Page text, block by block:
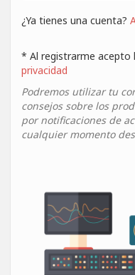
¿Ya tienes una cuenta?
* Al registrarme acepto
privacidad
Podremos utilizar tu
consejos sobre los
por notificaciones de
cualquier momento